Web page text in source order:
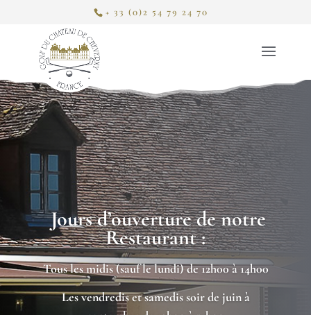
+ 33 (0)2 54 79 24 70
Jours d’ouverture de notre
Restaurant :
Tous les midis (sauf le lundi) de 12h00 à 14h00
Les vendredis et samedis soir de juin à